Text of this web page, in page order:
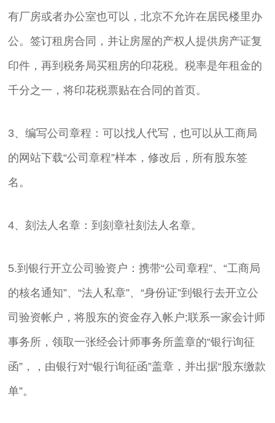
有厂房或者办公室也可以，北京不允许在居民楼里办
公。签订租房合同，并让房屋的产权人提供房产证复
印件，再到税务局买租房的印花税。税率是年租金的
千分之一，将印花税票贴在合同的首页。
3、编写公司章程：可以找人代写，也可以从工商局
的网站下载“公司章程”样本，修改后，所有股东签
名。
4、刻法人名章：到刻章社刻法人名章。
5.到银行开立公司验资户：携带“公司章程”、“工商局
的核名通知”、“法人私章”、“身份证”到银行去开立公
司验资帐户，将股东的资金存入帐户;联系一家会计师
事务所，领取一张经会计师事务所盖章的“银行询征
函”，，由银行对“银行询征函”盖章，并出据“股东缴款
单”。